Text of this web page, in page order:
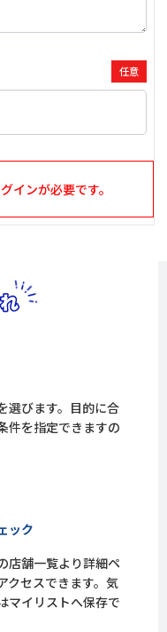
任意
インが必要です。
選びます。目的に合
件を指定できますの
ック
店舗一覧より詳細ペ
クセスできます。気
マイリストへ保存で